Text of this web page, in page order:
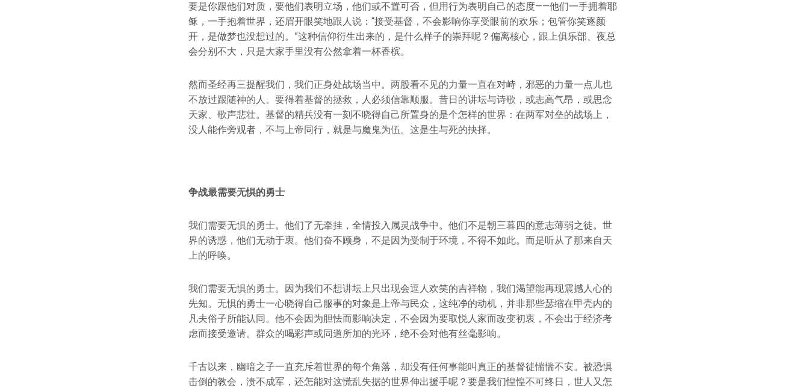
要是你跟他们对质，要他们表明立场，他们或不置可否，但用行为表明自己的态度——他们一手拥着耶
稣，一手抱着世界，还眉开眼笑地跟人说：“接受基督，不会影响你享受眼前的欢乐；包管你笑逐颜
开，是做梦也没想过的。”这种信仰衍生出来的，是什么样子的崇拜呢？偏离核心，跟上俱乐部、夜总
会分别不大，只是大家手里没有公然拿着一杯香槟。
然而圣经再三提醒我们，我们正身处战场当中。两股看不见的力量一直在对峙，邪恶的力量一点儿也
不放过跟随神的人。要得着基督的拯救，人必须信靠顺服。昔日的讲坛与诗歌，或志高气昂，或思念
天家、歌声悲壮。基督的精兵没有一刻不晓得自己所置身的是个怎样的世界：在两军对垒的战场上，
没人能作旁观者，不与上帝同行，就是与魔鬼为伍。这是生与死的抉择。
争战最需要无惧的勇士
我们需要无惧的勇士。他们了无牵挂，全情投入属灵战争中。他们不是朝三暮四的意志薄弱之徒。世
界的诱惑，他们无动于衷。他们奋不顾身，不是因为受制于环境，不得不如此。而是听从了那来自天
上的呼唤。
我们需要无惧的勇士。因为我们不想讲坛上只出现会逗人欢笑的吉祥物，我们渴望能再现震撼人心的
先知。无惧的勇士一心晓得自己服事的对象是上帝与民众，这纯净的动机，并非那些瑟缩在甲壳内的
凡夫俗子所能认同。他不会因为胆怯而影响决定，不会因为要取悦人家而改变初衷，不会出于经济考
虑而接受邀请。群众的喝彩声或同道所加的光环，绝不会对他有丝毫影响。
千古以来，幽暗之子一直充斥着世界的每个角落，却没有任何事能叫真正的基督徒惴惴不安。被恐惧
击倒的教会，溃不成军，还怎能对这慌乱失据的世界伸出援手呢？要是我们惶惶不可终日，世人又怎